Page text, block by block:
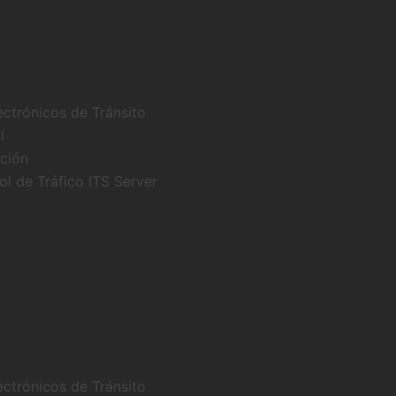
de Tránsito
de Tráfico ITS Server
de Tránsito